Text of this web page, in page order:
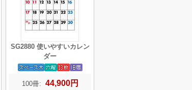
SG2880 使いやすいカレン
ダー
100冊: 44,900円